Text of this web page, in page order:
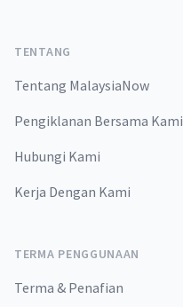
TENTANG
Tentang MalaysiaNow
Pengiklanan Bersama Kami
Hubungi Kami
Kerja Dengan Kami
TERMA PENGGUNAAN
Terma & Penafian